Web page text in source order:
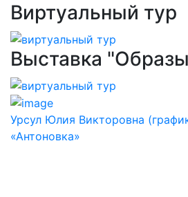
Виртуальный тур
Выставка
Урсул Юлия Викторовна
«Антоновка»